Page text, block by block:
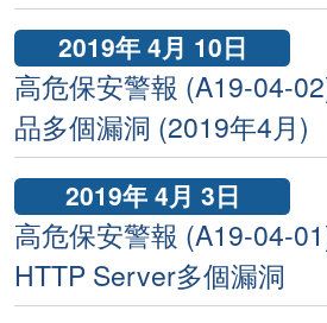
2019年 4月 10日
高危保安警報 (A19-04-
品多個漏洞 (2019年4月)
2019年 4月 3日
高危保安警報 (A19-04-
HTTP Server多個漏洞